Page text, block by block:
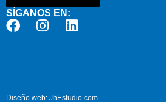
SÍGANOS EN:
Diseño web: JhEstudio.com